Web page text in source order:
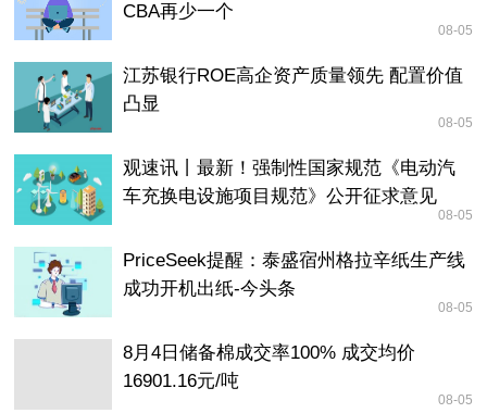
CBA再少一个
08-05
江苏银行ROE高企资产质量领先 配置价值
凸显
08-05
观速讯丨最新！强制性国家规范《电动汽
车充换电设施项目规范》公开征求意见
08-05
PriceSeek提醒：泰盛宿州格拉辛纸生产线
成功开机出纸-今头条
08-05
8月4日储备棉成交率100% 成交均价
16901.16元/吨
08-05